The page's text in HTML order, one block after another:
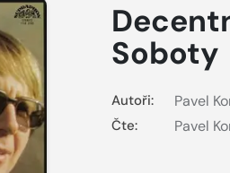
Soboty
Autoři: Pavel
Čte: Pavel